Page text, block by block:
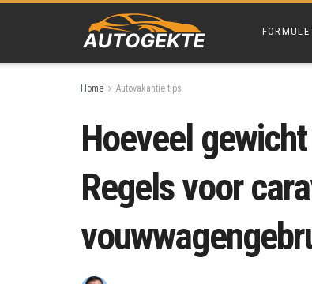
FORMULE
Home Autovakantie tips
Hoeveel
Regels voor